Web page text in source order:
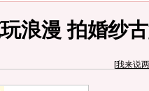
浪漫 拍婚纱
[我来说